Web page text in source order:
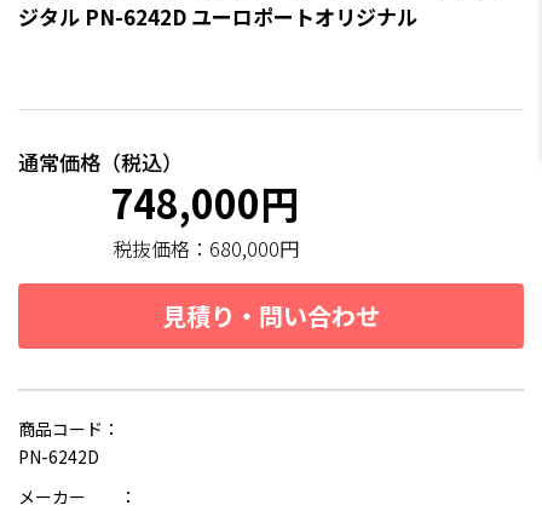
ジタル PN-6242D ユーロポートオリジナル
通常価格（税込）
748,000円
税抜価格： 680,000円
見積り・問い合わせ
商品コード：
PN-6242D
メーカー ：